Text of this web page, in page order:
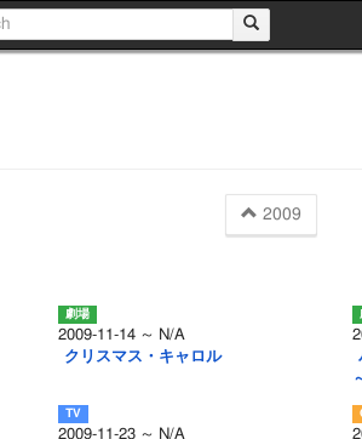
2009
2009-11-14 ～ N/A
クリスマス・キャロル
2009-11-23 ～ N/A